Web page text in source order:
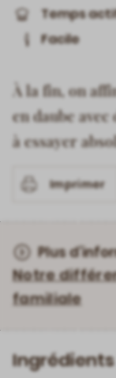
Temps
Facile
À la fin, on
en daube
à essayer
Imprimer
Plus
Notre
familiale
Ingrédients